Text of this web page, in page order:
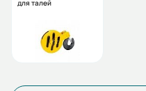
для талей